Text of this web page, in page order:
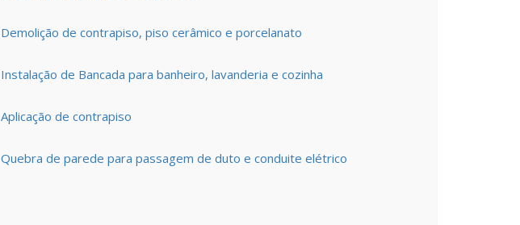
Demolição de contrapiso, piso cerâmico e porcelanato
Instalação de Bancada para banheiro, lavanderia e cozinha
Aplicação de contrapiso
Quebra de parede para passagem de duto e conduite elétrico